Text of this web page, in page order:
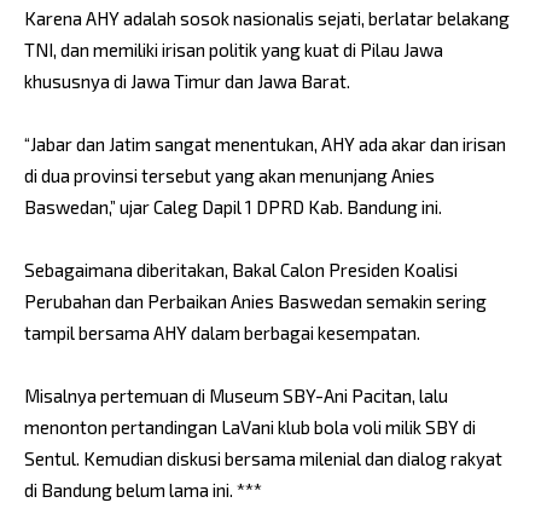
Karena AHY adalah sosok nasionalis sejati, berlatar belakang
TNI, dan memiliki irisan politik yang kuat di Pilau Jawa
khususnya di Jawa Timur dan Jawa Barat.
“Jabar dan Jatim sangat menentukan, AHY ada akar dan irisan
di dua provinsi tersebut yang akan menunjang Anies
Baswedan,” ujar Caleg Dapil 1 DPRD Kab. Bandung ini.
Sebagaimana diberitakan, Bakal Calon Presiden Koalisi
Perubahan dan Perbaikan Anies Baswedan semakin sering
tampil bersama AHY dalam berbagai kesempatan.
Misalnya pertemuan di Museum SBY-Ani Pacitan, lalu
menonton pertandingan LaVani klub bola voli milik SBY di
Sentul. Kemudian diskusi bersama milenial dan dialog rakyat
di Bandung belum lama ini. ***